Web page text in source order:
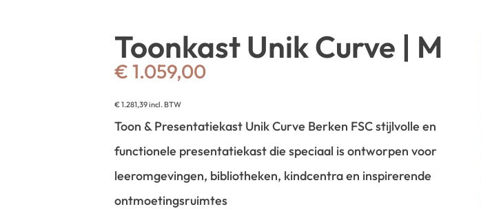
Toonkast Unik Curve | M
€ 1.059,00
€1.281,39incl. BTW
Toon & Presentatiekast Unik Curve Berken FSC stijlvolle en
functionele presentatiekast die speciaal is ontworpen voor
leeromgevingen, bibliotheken, kindcentra en inspirerende
ontmoetingsruimtes